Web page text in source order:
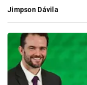
Jimpson Dávila